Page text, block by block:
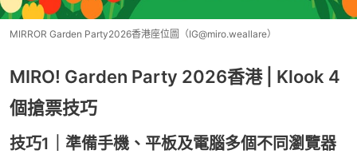
MIRROR Garden Party2026香港座位圖（IG@miro.weallare）
MIRO! Garden Party 2026香港 | Klook 4
個搶票技巧
技巧1｜準備手機、平板及電腦多個不同瀏覽器